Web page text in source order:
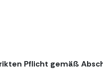
Pflicht gemäß